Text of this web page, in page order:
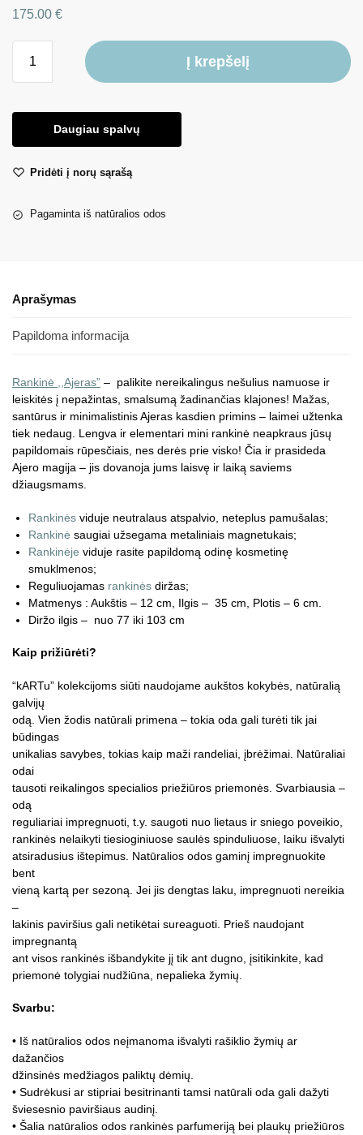
175.00 €
Į krepšelį
Daugiau spalvų
Pridėti į norų sąrašą
Pagaminta iš natūralios odos
Aprašymas
Papildoma informacija
Rankinė ,,Ajeras” – palikite nereikalingus nešulius namuose ir
leiskitės į nepažintas, smalsumą žadinančias klajones! Mažas,
santūrus ir minimalistinis Ajeras kasdien primins – laimei užtenka
tiek nedaug. Lengva ir elementari mini rankinė neapkraus jūsų
papildomais rūpesčiais, nes derės prie visko! Čia ir prasideda
Ajero magija – jis dovanoja jums laisvę ir laiką saviems
džiaugsmams.
Rankinės viduje neutralaus atspalvio, neteplus pamušalas;
Rankinė saugiai užsegama metaliniais magnetukais;
Rankinėje viduje rasite papildomą odinę kosmetinę
smuklmenos;
Reguliuojamas rankinės diržas;
Matmenys : Aukštis – 12 cm, Ilgis – 35 cm, Plotis – 6 cm.
Diržo ilgis – nuo 77 iki 103 cm
Kaip prižiūrėti?
“kARTu” kolekcijoms siūti naudojame aukštos kokybės, natūralią
galvijų
odą. Vien žodis natūrali primena – tokia oda gali turėti tik jai
būdingas
unikalias savybes, tokias kaip maži randeliai, įbrėžimai. Natūraliai
odai
tausoti reikalingos specialios priežiūros priemonės. Svarbiausia –
odą
reguliariai impregnuoti, t.y. saugoti nuo lietaus ir sniego poveikio,
rankinės nelaikyti tiesioginiuose saulės spinduliuose, laiku išvalyti
atsiradusius ištepimus. Natūralios odos gaminį impregnuokite
bent
vieną kartą per sezoną. Jei jis dengtas laku, impregnuoti nereikia
–
lakinis paviršius gali netikėtai sureaguoti. Prieš naudojant
impregnantą
ant visos rankinės išbandykite jį tik ant dugno, įsitikinkite, kad
priemonė tolygiai nudžiūna, nepalieka žymių.
Svarbu:
• Iš natūralios odos neįmanoma išvalyti rašiklio žymių ar
dažančios
džinsinės medžiagos paliktų dėmių.
• Sudrėkusi ar stipriai besitrinanti tamsi natūrali oda gali dažyti
šviesesnio paviršiaus audinį.
• Šalia natūralios odos rankinės parfumeriją bei plaukų priežiūros